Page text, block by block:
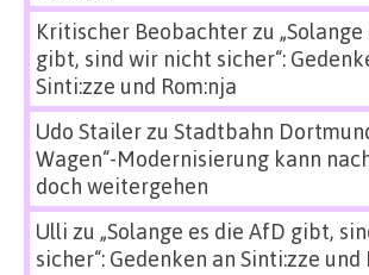
Kritischer Beobachterzu
gibt, sind wir nicht sicher“:
Sinti:zze und Rom:nja
Udo Stailerzu Stadtbahn
Wagen“-Modernisierung kann
doch weitergehen
Ulli zu „Solange es die AfD gibt,
sicher“: Gedenken an Sinti:zze und